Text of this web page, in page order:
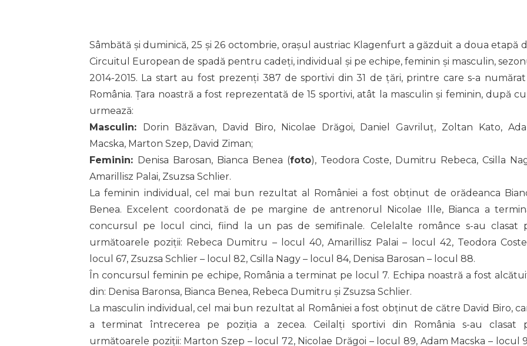
Sâmbătă și duminică, 25 și 26 octombrie, orașul austriac Klagenfurt a găzduit a doua etapă
Circuitul European de spadă pentru cadeți, individual și pe echipe, feminin și masculin,
2014-2015. La start au fost prezenți 387 de sportivi din 31 de țări, printre care s-a numărat
România. Țara noastră a fost reprezentată de 15 sportivi, atât la masculin și feminin, după
urmează:
Masculin: Dorin Băzăvan, David Biro, Nicolae Drăgoi, Daniel Gavriluț, Zoltan Kato,
Macska, Marton Szep, David Ziman;
Feminin: Denisa Barosan, Bianca Benea (foto), Teodora Coste, Dumitru Rebeca, Csilla
Amarillisz Palai, Zsuzsa Schlier.
La feminin individual, cel mai bun rezultat al României a fost obținut de orădeanca
Benea. Excelent coordonată de pe margine de antrenorul Nicolae Ille, Bianca a
concursul pe locul cinci, fiind la un pas de semifinale. Celelalte românce s-au clasat
următoarele poziții: Rebeca Dumitru – locul 40, Amarillisz Palai – locul 42, Teodora
locul 67, Zsuzsa Schlier – locul 82, Csilla Nagy – locul 84, Denisa Barosan – locul 88.
În concursul feminin pe echipe, România a terminat pe locul 7. Echipa noastră a fost
din: Denisa Baronsa, Bianca Benea, Rebeca Dumitru și Zsuzsa Schlier.
La masculin individual, cel mai bun rezultat al României a fost obținut de către David Biro,
a terminat întrecerea pe poziția a zecea. Ceilalți sportivi din România s-au clasat
următoarele poziții: Marton Szep – locul 72, Nicolae Drăgoi – locul 89, Adam Macska – locul